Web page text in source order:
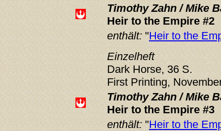
Timothy Zahn / Mike
Heir to the Empire #2
enthält:"Heir to the
Einzelheft
Dark Horse, 36 S.
First Printing,
Timothy Zahn / Mike
Heir to the Empire #3
enthält:"Heir to the